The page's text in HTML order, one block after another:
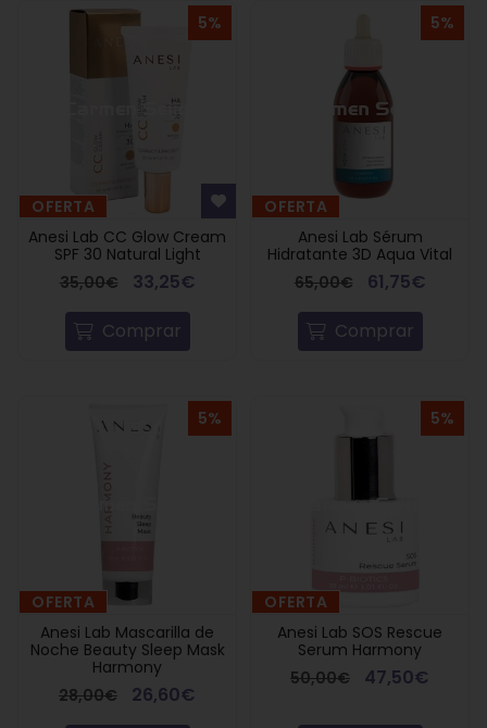
5%
OFERTA
Anesi Lab CC Glow Cream
SPF 30 Natural Light
35,00€
33,25€
Comprar
5%
OFERTA
Anesi Lab Sérum
Hidratante 3D Aqua Vital
65,00€
61,75€
Comprar
5%
OFERTA
Anesi Lab Mascarilla de
Noche Beauty Sleep Mask
Harmony
28,00€
26,60€
5%
OFERTA
Anesi Lab SOS Rescue
Serum Harmony
50,00€
47,50€